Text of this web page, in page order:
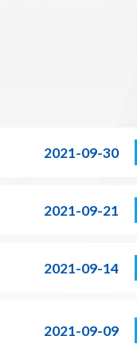
2021-09-30
2021-09-21
2021-09-14
2021-09-09